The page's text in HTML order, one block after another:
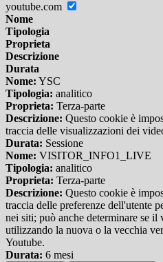
youtube.com
Nome
Tipologia
Proprieta
Descrizione
Durata
Nome: YSC
Tipologia: analitico
Proprieta: Terza-parte
Descrizione: Questo cookie è
traccia delle visualizzazioni dei
Durata: Sessione
Nome: VISITOR_INFO1_LIVE
Tipologia: analitico
Proprieta: Terza-parte
Descrizione: Questo cookie è
traccia delle preferenze dell'utente
nei siti; può anche determinare se il
utilizzando la nuova o la vecchia
Youtube.
Durata: 6 mesi